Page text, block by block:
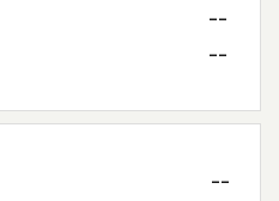
--
--
--